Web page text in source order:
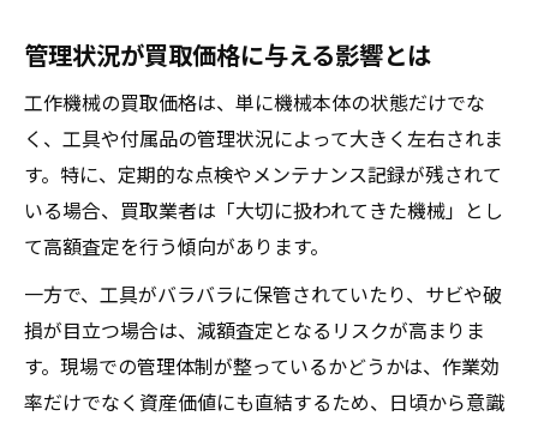
整理整頓が事故リスク低減と買取評価に寄
日常点検で実現する工作機械の長寿命化
工作機械買取時に差が出る日常点検の手順
点検記録を活かした保管法で寿命を延ばす
方法
日々の点検が機械価値維持に不可欠な理由
労働安全衛生法規に準拠した点検の実践例
点検と保管の連動で事故防止と価値向上を
実現
管理状況が買取価格に与える影響とは
工作機械の買取価格は、単に機械本体の状態だけでな
く、工具や付属品の管理状況によって大きく左右されま
す。特に、定期的な点検やメンテナンス記録が残されて
いる場合、買取業者は「大切に扱われてきた機械」とし
て高額査定を行う傾向があります。
一方で、工具がバラバラに保管されていたり、サビや破
損が目立つ場合は、減額査定となるリスクが高まりま
す。現場での管理体制が整っているかどうかは、作業効
率だけでなく資産価値にも直結するため、日頃から意識